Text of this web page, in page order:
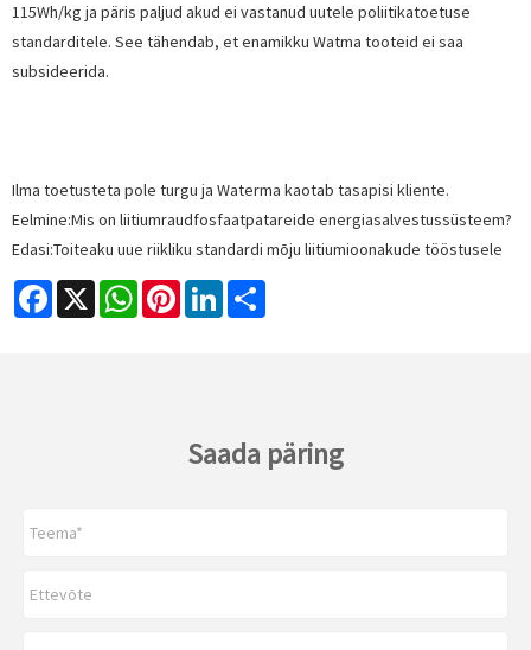
115Wh/kg ja päris paljud akud ei vastanud uutele poliitikatoetuse
standarditele. See tähendab, et enamikku Watma tooteid ei saa
subsideerida.
Ilma toetusteta pole turgu ja Waterma kaotab tasapisi kliente.
Eelmine:Mis on liitiumraudfosfaatpatareide energiasalvestussüsteem?
Edasi:Toiteaku uue riikliku standardi mõju liitiumioonakude tööstusele
Facebook
X WhatsAppPinterestLinkedIn
Saada päring